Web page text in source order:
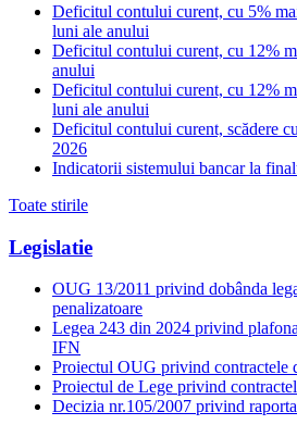
Deficitul contului curent, cu 5%
luni ale anului
Deficitul contului curent, cu 12%
anului
Deficitul contului curent, cu 12%
luni ale anului
Deficitul contului curent, scădere
2026
Indicatorii sistemului bancar la
Toate stirile
Legislatie
OUG 13/2011 privind dobânda
penalizatoare
Legea 243 din 2024 privind
IFN
Proiectul OUG privind contractele
Proiectul de Lege privind
Decizia nr.105/2007 privind